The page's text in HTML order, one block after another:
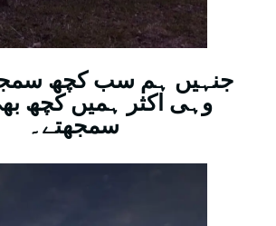
جنہیں ہم سب کچھ
وہی اکثر ہمیں کچھ
سمجھتے۔